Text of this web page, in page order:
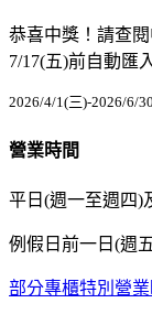
恭喜中獎！請查
7/17(五)前自動匯
2026/4/1(三)-2026/6/
營業時間
平日(週一至週四)
例假日前一日(週
部分專櫃特別營業